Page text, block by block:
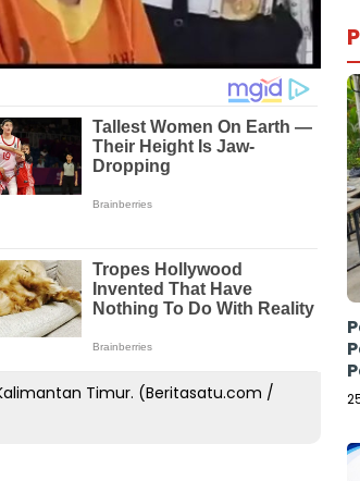
Timur. (Beritasatu.com /